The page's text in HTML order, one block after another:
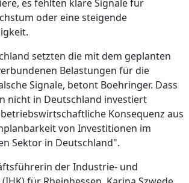
es fehlten klare Signale für
oder eine steigende
setzten die mit dem geplanten
Belastungen für die
Signale, betont Boehringer. Dass
nicht in Deutschland investiert
Konsequenz aus
von Investitionen im
Sektor in Deutschland".
der Industrie- und